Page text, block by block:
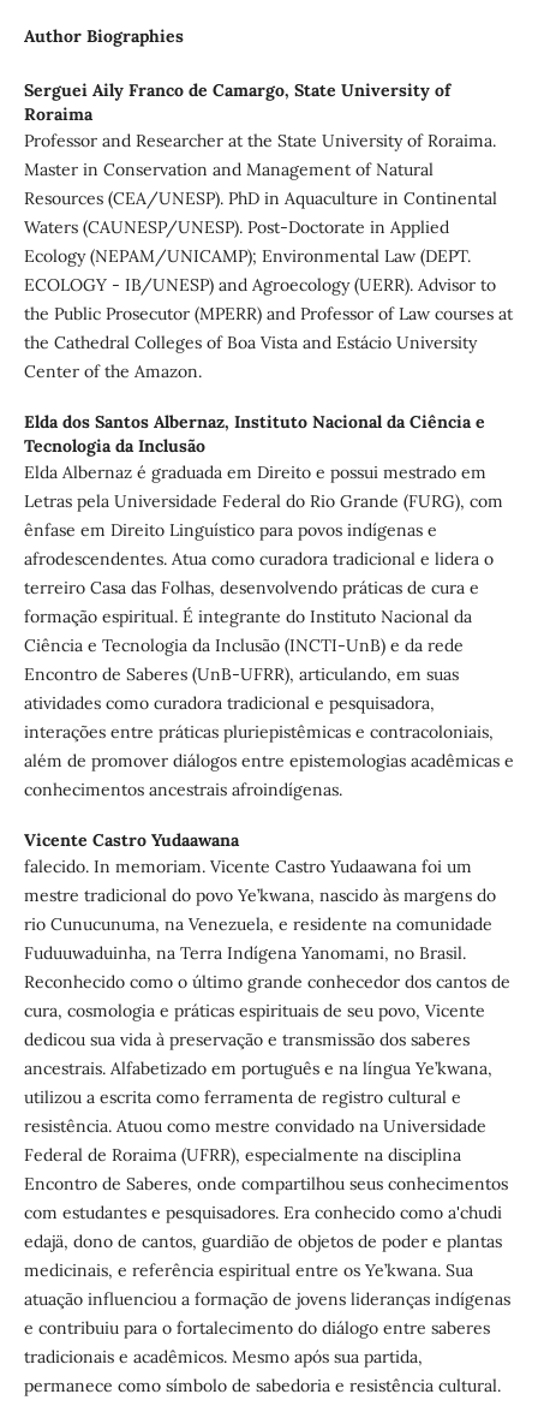
Author Biographies
Serguei Aily Franco de Camargo, State University of
Roraima
Professor and Researcher at the State University of Roraima.
Master in Conservation and Management of Natural
Resources (CEA/UNESP). PhD in Aquaculture in Continental
Waters (CAUNESP/UNESP). Post-Doctorate in Applied
Ecology (NEPAM/UNICAMP); Environmental Law (DEPT.
ECOLOGY - IB/UNESP) and Agroecology (UERR). Advisor to
the Public Prosecutor (MPERR) and Professor of Law courses at
the Cathedral Colleges of Boa Vista and Estácio University
Center of the Amazon.
Elda dos Santos Albernaz, Instituto Nacional da Ciência e
Tecnologia da Inclusão
Elda Albernaz é graduada em Direito e possui mestrado em
Letras pela Universidade Federal do Rio Grande (FURG), com
ênfase em Direito Linguístico para povos indígenas e
afrodescendentes. Atua como curadora tradicional e lidera o
terreiro Casa das Folhas, desenvolvendo práticas de cura e
formação espiritual. É integrante do Instituto Nacional da
Ciência e Tecnologia da Inclusão (INCTI-UnB) e da rede
Encontro de Saberes (UnB-UFRR), articulando, em suas
atividades como curadora tradicional e pesquisadora,
interações entre práticas pluriepistêmicas e contracoloniais,
além de promover diálogos entre epistemologias acadêmicas e
conhecimentos ancestrais afroindígenas.
Vicente Castro Yudaawana
falecido. In memoriam. Vicente Castro Yudaawana foi um
mestre tradicional do povo Ye’kwana, nascido às margens do
rio Cunucunuma, na Venezuela, e residente na comunidade
Fuduuwaduinha, na Terra Indígena Yanomami, no Brasil.
Reconhecido como o último grande conhecedor dos cantos de
cura, cosmologia e práticas espirituais de seu povo, Vicente
dedicou sua vida à preservação e transmissão dos saberes
ancestrais. Alfabetizado em português e na língua Ye’kwana,
utilizou a escrita como ferramenta de registro cultural e
resistência. Atuou como mestre convidado na Universidade
Federal de Roraima (UFRR), especialmente na disciplina
Encontro de Saberes, onde compartilhou seus conhecimentos
com estudantes e pesquisadores. Era conhecido como a'chudi
edajä, dono de cantos, guardião de objetos de poder e plantas
medicinais, e referência espiritual entre os Ye’kwana. Sua
atuação influenciou a formação de jovens lideranças indígenas
e contribuiu para o fortalecimento do diálogo entre saberes
tradicionais e acadêmicos. Mesmo após sua partida,
permanece como símbolo de sabedoria e resistência cultural.